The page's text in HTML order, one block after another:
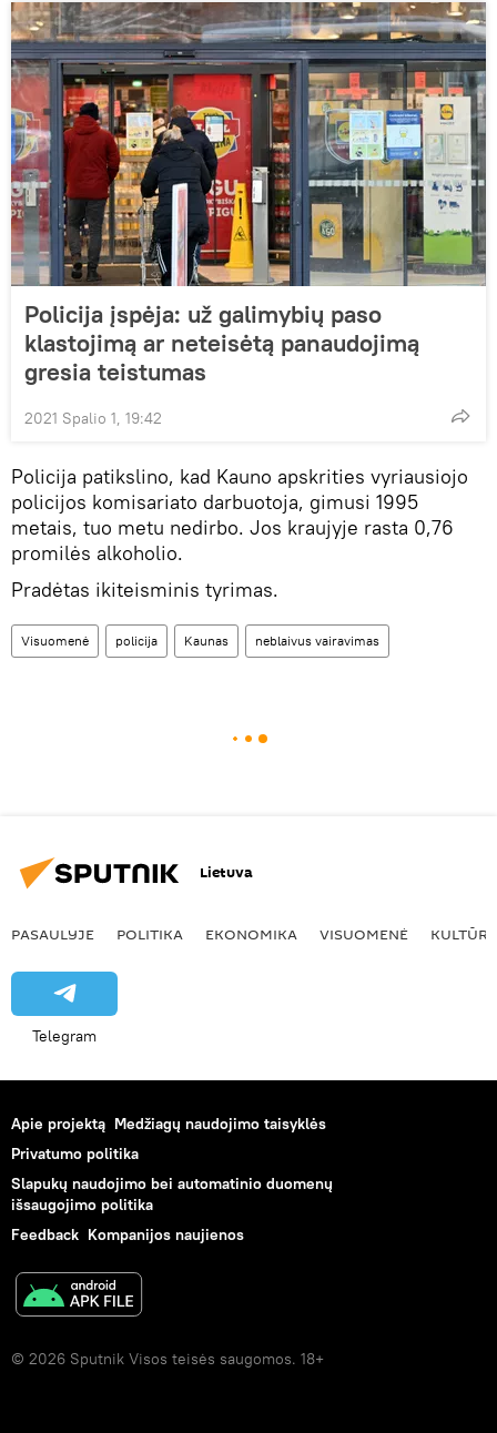
Policija įspėja: už galimybių paso
klastojimą ar neteisėtą panaudojimą
gresia teistumas
2021 Spalio 1, 19:42
Policija patikslino, kad Kauno apskrities vyriausiojo
policijos komisariato darbuotoja, gimusi 1995
metais, tuo metu nedirbo. Jos kraujyje rasta 0,76
promilės alkoholio.
Pradėtas ikiteisminis tyrimas.
Visuomenė policija Kaunas neblaivus vairavimas
Lietuva
PASAULYJE POLITIKA EKONOMIKA VISUOMENĖ KULTŪRA
Telegram
Apie projektą Medžiagų naudojimo taisyklės
Privatumo politika
Slapukų naudojimo bei automatinio duomenų
išsaugojimo politika
Feedback Kompanijos naujienos
© 2026 Sputnik Visos teisės saugomos. 18+